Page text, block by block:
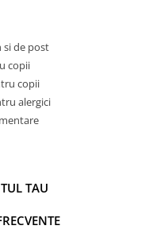
si de post
copii
copii
alergici
TAU